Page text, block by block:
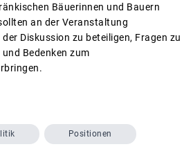
Bäuerinnen und Bauern
an der Veranstaltung
Diskussion zu beteiligen, Fragen zu
Bedenken zum
Positionen